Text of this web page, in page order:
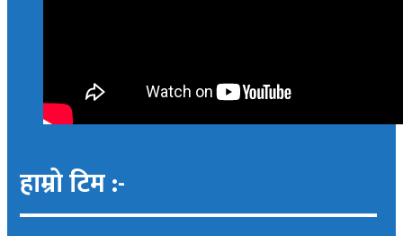
हाम्रो टिम :-